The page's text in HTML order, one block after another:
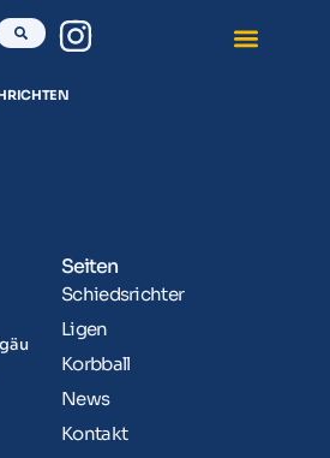
Seiten
Schiedsrichter
Ligen
Korbball
News
Kontakt